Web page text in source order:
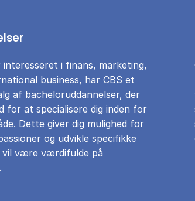
interesseret i finans, marketing,
business, har CBS et
af bacheloruddannelser, der
for at specialisere dig inden for
Dette giver dig mulighed for
og udvikle specifikke
vil være værdifulde på